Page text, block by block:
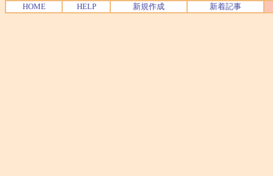
HOME HELP 新規作成 新着記事